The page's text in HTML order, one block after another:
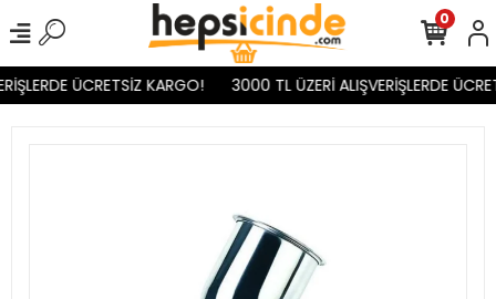
ÜCRETSİZ KARGO! 3000 TL ÜZERİ ALIŞVERİŞLERDE
0